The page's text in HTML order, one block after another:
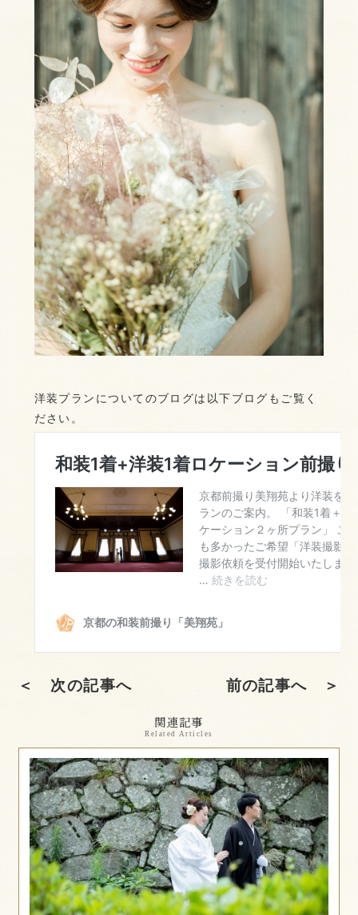
洋装プランについてのブログは以下ブログもご覧く
ださい。
＜ 次の記事へ 前の記事へ ＞
関連記事
Related Articles